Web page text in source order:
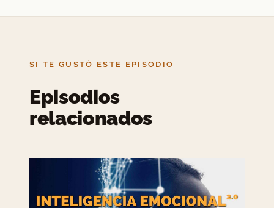
SI TE GUSTÓ ESTE EPISODIO
Episodios
relacionados